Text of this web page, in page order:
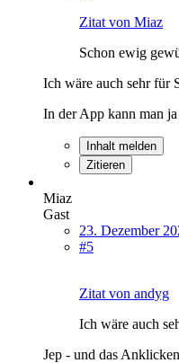
Zitat von Miaz
Schon ewig
Ich wäre auch sehr für
In der App kann man
Inhalt melden
Zitieren
Miaz
Gast
23. Dezember
#5
Zitat von andyg
Ich wäre auch
Jep - und das